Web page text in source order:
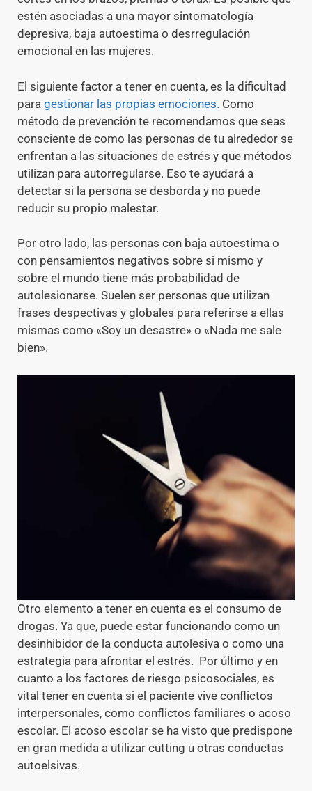
estén asociadas a una mayor sintomatología
depresiva, baja autoestima o desrregulación
emocional en las mujeres.
El siguiente factor a tener en cuenta, es la dificultad
para gestionar las propias emociones. Como
método de prevención te recomendamos que seas
consciente de como las personas de tu alrededor se
enfrentan a las situaciones de estrés y que métodos
utilizan para autorregularse. Eso te ayudará a
detectar si la persona se desborda y no puede
reducir su propio malestar.
Por otro lado, las personas con baja autoestima o
con pensamientos negativos sobre si mismo y
sobre el mundo tiene más probabilidad de
autolesionarse. Suelen ser personas que utilizan
frases despectivas y globales para referirse a ellas
mismas como «Soy un desastre» o «Nada me sale
bien».
Otro elemento a tener en cuenta es el consumo de
drogas. Ya que, puede estar funcionando como un
desinhibidor de la conducta autolesiva o como una
estrategia para afrontar el estrés. Por último y en
cuanto a los factores de riesgo psicosociales, es
vital tener en cuenta si el paciente vive conflictos
interpersonales, como conflictos familiares o acoso
escolar. El acoso escolar se ha visto que predispone
en gran medida a utilizar cutting u otras conductas
autoelsivas.